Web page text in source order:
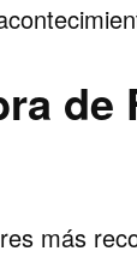
de
más